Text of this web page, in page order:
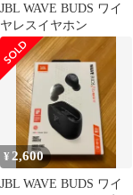
JBL WAVE BUDS ワイ
ヤレスイヤホン
¥ 2,600
JBL WAVE BUDS ワイ